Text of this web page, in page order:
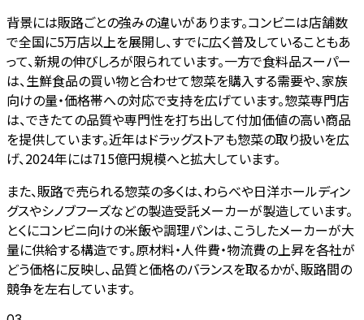
背景には販路ごとの強みの違いがあります。コンビニは店舗数
で全国に5万店以上を展開し、すでに広く普及していることもあ
って、新規の伸びしろが限られています。一方で食料品スーパー
は、生鮮食品の買い物と合わせて惣菜を購入する需要や、家族
向けの量・価格帯への対応で支持を広げています。惣菜専門店
は、できたての品質や専門性を打ち出して付加価値の高い商品
を提供しています。近年はドラッグストアも惣菜の取り扱いを広
げ、2024年には715億円規模へと拡大しています。
また、販路で売られる惣菜の多くは、わらべや日洋ホールディン
グスやシノブフーズなどの製造受託メーカーが製造しています。
とくにコンビニ向けの米飯や調理パンは、こうしたメーカーが大
量に供給する構造です。原材料・人件費・物流費の上昇を各社が
どう価格に反映し、品質と価格のバランスを取るかが、販路間の
競争を左右しています。